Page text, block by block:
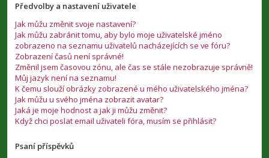
Předvolby a nastavení uživatele
Jak můžu změnit svoje nastavení?
Jak můžu zabránit tomu, aby bylo moje uživatelské jméno
zobrazeno na seznamu uživatelů nacházejících se ve fóru?
Zobrazení časů není správné!
Změnil jsem časovou zónu, ale čas se stále nezobrazuje správně!
Můj jazyk není na seznamu!
K čemu slouží obrázky zobrazené u mého uživatelského jména?
Jak můžu u svého jména zobrazit avatar?
Jaká je moje hodnost a jak ji můžu změnit?
Když chci poslat email uživateli fóra, musím se přihlásit?
Psaní příspěvků